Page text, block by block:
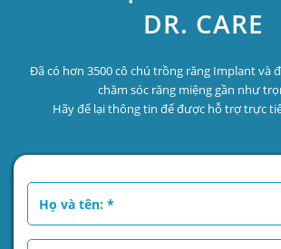
DR. CARE
Đã có hơn 3500 cô chú trồng răng Implant và
chăm sóc răng miệng gần như
Hãy để lại thông tin để được hỗ trợ trực